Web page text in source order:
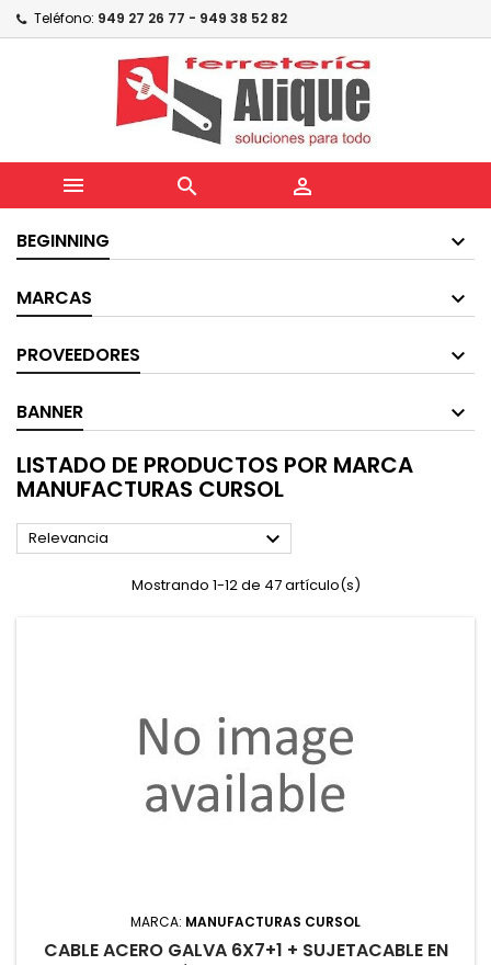
Teléfono: 949 27 26 77 - 949 38 52 82
  
BEGINNING
MARCAS
PROVEEDORES
BANNER
LISTADO DE PRODUCTOS POR MARCA
MANUFACTURAS CURSOL
Relevancia 
Mostrando 1-12 de 47 artículo(s)
MARCA: MANUFACTURAS CURSOL
CABLE ACERO GALVA 6X7+1 + SUJETACABLE EN